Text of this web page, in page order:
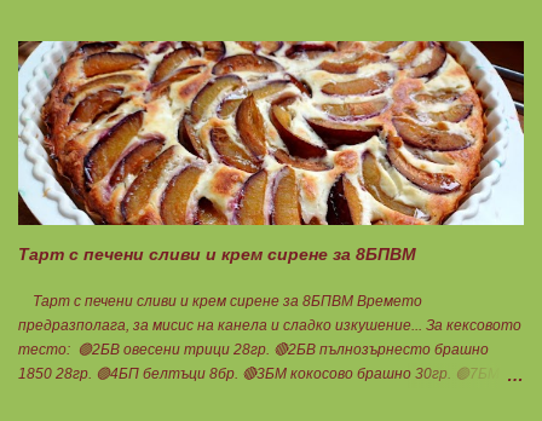
влажни ръце се оформят 10 еднакви топчета. Пече се в добре
загрята фурна на 200 градуса за 35-40 мин. Всяка питка е 1 блок
въглехидрат. Нека да ни е вкусно заедно! Споделено от Петя Чанева
Тарт с печени сливи и крем сирене за 8БПВМ
Тарт с печени сливи и крем сирене за 8БПВМ Времето
предразполага, за мисис на канела и сладко изкушение... За кексовото
тесто: 🟢2БВ овесени трици 28гр. 🔴2БВ пълнозърнесто брашно
1850 28гр. 🟢4БП белтъци 8бр. 🔴3БМ кокосово брашно 30гр. 🟢7БМ